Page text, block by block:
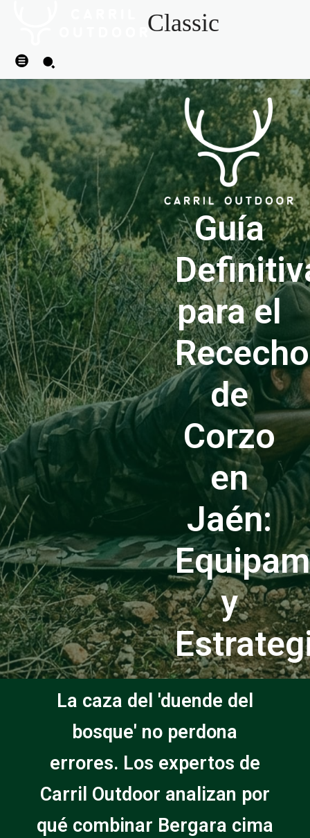
Classic
Guía
para el
Rececho
de
Corzo
en
Jaén:
y
La caza del 'duende del
bosque' no perdona
errores. Los expertos de
Carril Outdoor analizan por
qué combinar Bergara cima